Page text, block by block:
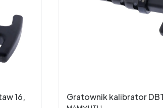
16,
Gratownik kalibrator